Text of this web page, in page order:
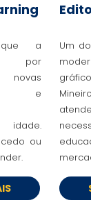
que a
por
novas
e
idade.
ou
Um